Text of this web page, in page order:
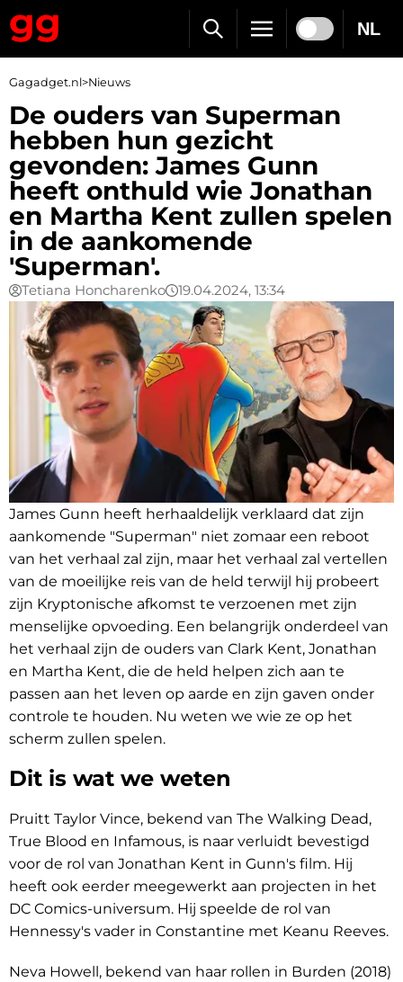
NL
Gagadget.nl>Nieuws
De ouders van Superman
hebben hun gezicht
gevonden: James Gunn
heeft onthuld wie Jonathan
en Martha Kent zullen spelen
in de aankomende
'Superman'.
Tetiana Honcharenko 19.04.2024, 13:34
James Gunn heeft herhaaldelijk verklaard dat zijn
aankomende "Superman" niet zomaar een reboot
van het verhaal zal zijn, maar het verhaal zal vertellen
van de moeilijke reis van de held terwijl hij probeert
zijn Kryptonische afkomst te verzoenen met zijn
menselijke opvoeding. Een belangrijk onderdeel van
het verhaal zijn de ouders van Clark Kent, Jonathan
en Martha Kent, die de held helpen zich aan te
passen aan het leven op aarde en zijn gaven onder
controle te houden. Nu weten we wie ze op het
scherm zullen spelen.
Dit is wat we weten
Pruitt Taylor Vince, bekend van The Walking Dead,
True Blood en Infamous, is naar verluidt bevestigd
voor de rol van Jonathan Kent in Gunn's film. Hij
heeft ook eerder meegewerkt aan projecten in het
DC Comics-universum. Hij speelde de rol van
Hennessy's vader in Constantine met Keanu Reeves.
Neva Howell, bekend van haar rollen in Burden (2018)